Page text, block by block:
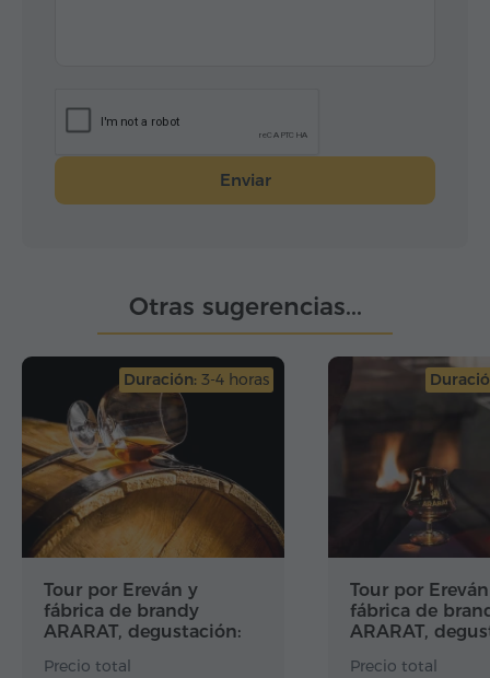
guides, please inform us about it.
We wish you in the future every success.
With best regards
Vice- chairman of the Stefanik Association
Enviar
Otras sugerencias...
Duración: 3-4 horas
Tour por Ereván y
fábrica de brandy
ARARAT, degustación:
Precio total
Tour por
fábrica de
ARARAT,
Precio total